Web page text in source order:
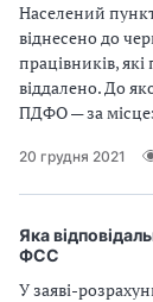
Населений
віднесено до
працівників,
віддалено. До
ПДФО — за
20 грудня 2021
Яка
ФСС
У заяві-